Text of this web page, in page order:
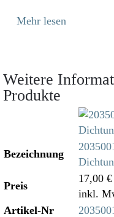
Mehr lesen
Weitere
Produkte
Bezeichnung
Preis
17,00 €
inkl.
Artikel-Nr